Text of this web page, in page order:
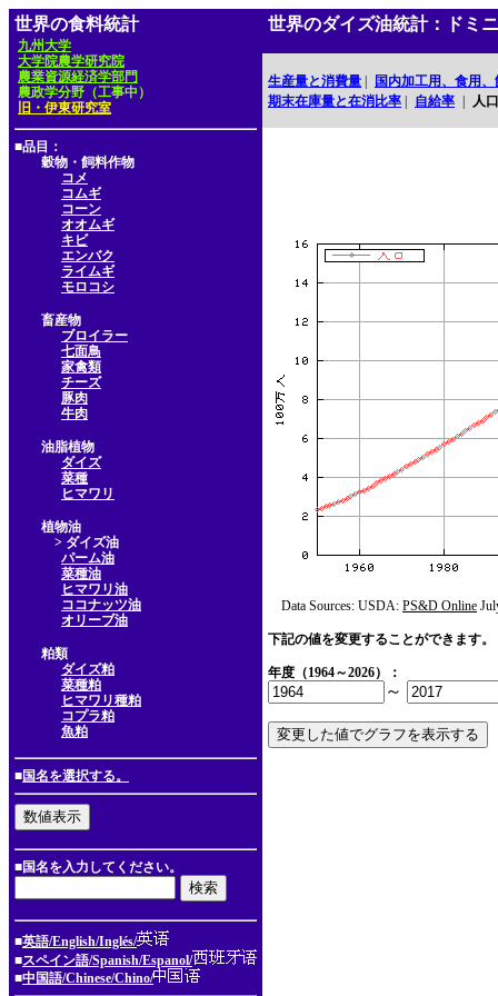
世界の食料統計
九州大学
大学院農学研究院
農業資源経済学部門
農政学分野（工事中）
旧・伊東研究室
■品目：
穀物・飼料作物
コメ
コムギ
コーン
オオムギ
キビ
エンバク
ライムギ
モロコシ
畜産物
ブロイラー
七面鳥
家禽類
チーズ
豚肉
牛肉
油脂植物
ダイズ
菜種
ヒマワリ
植物油
> ダイズ油
パーム油
菜種油
ヒマワリ油
ココナッツ油
オリーブ油
粕類
ダイズ粕
菜種粕
ヒマワリ種粕
コプラ粕
魚粕
■国名を選択する。
■国名を入力してください。
■英語/English/Inglés/
■スペイン語/Spanish/Espanol/
■中国語/Chinese/Chino/
世界のダイズ油統計：ドミ
生産量と消費量
国内加工用、食用
期末在庫量と在消比率
自給率 人口
Data Sources: USDA: PS&D Online
下記の値を変更することができます。
年度（1964～2026）：
～